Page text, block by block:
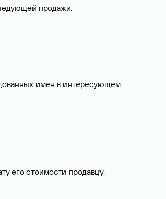
продажи.
имен в интересующем
его стоимости продавцу,